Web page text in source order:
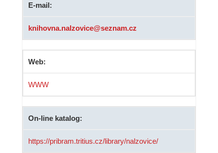
E-mail:
knihovna.nalzovice@seznam.cz
Web:
WWW
On-line katalog:
https://pribram.tritius.cz/library/nalzovice/